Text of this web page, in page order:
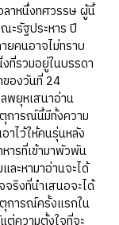
าหนึ่งทศวรรษ ผู้นี้
ะรัฐประหาร ปี
ยคนอาจไม่ทราบ
ที่รวมอยู่ในบรรดา
ของวันที่ 24
พยุหเสนาอ่าน
การณ์นี้มีทั้งความ
าไว้ให้คนรุ่นหลัง
ารที่เข้ามาพัวพัน
ละหามาอ่านจะได้
ริงที่นำเสนอจะได้
ตุการณ์ครั้งแรกใน